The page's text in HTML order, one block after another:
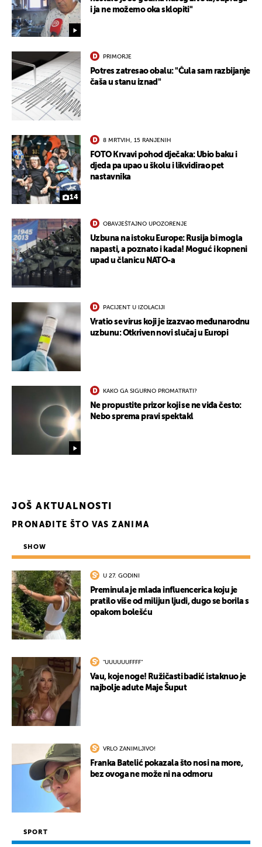
i ja ne možemo oka sklopiti"
PRIMORJE
Potres zatresao obalu: "Čula sam razbijanje
čaša u stanu iznad"
14
8 MRTVIH, 15 RANJENIH
FOTO Krvavi pohod dječaka: Ubio baku i
djeda pa upao u školu i likvidirao pet
nastavnika
OBAVJEŠTAJNO UPOZORENJE
Uzbuna na istoku Europe: Rusija bi mogla
napasti, a poznato i kada! Moguć i kopneni
upad u članicu NATO-a
PACIJENT U IZOLACIJI
Vratio se virus koji je izazvao međunarodnu
uzbunu: Otkriven novi slučaj u Europi
KAKO GA SIGURNO PROMATRATI?
Ne propustite prizor koji se ne viđa često:
Nebo sprema pravi spektakl
JOŠ AKTUALNOSTI
PRONAĐITE ŠTO VAS ZANIMA
SHOW
U 27. GODINI
Preminula je mlada influencerica koju je
pratilo više od milijun ljudi, dugo se borila s
opakom bolešću
"UUUUUUFFFF"
Vau, koje noge! Ružičasti badić istaknuo je
najbolje adute Maje Šuput
VRLO ZANIMLJIVO!
Franka Batelić pokazala što nosi na more,
bez ovoga ne može ni na odmoru
SPORT
UKLJUČITE NOTIFIKACIJE